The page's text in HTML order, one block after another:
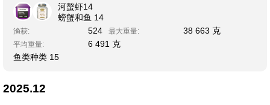
河螯虾14
螃蟹和鱼 14
渔获: 524 最大重量: 38 663 克
平均重量:
6 491 克
鱼类种类 15
2025.12